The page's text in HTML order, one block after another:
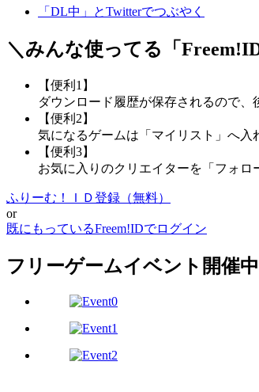
「DL中」とTwitterでつぶやく
＼みんな使ってる「
【便利1】
ダウンロード履歴が保存されるので、
【便利2】
気になるゲームは「マイリスト」へ入
【便利3】
お気に入りのクリエイターを「フォロ
ふりーむ！ＩＤ登録（無料）
or
既にもっているFreem!IDでログイン
フリーゲームイベント開催中